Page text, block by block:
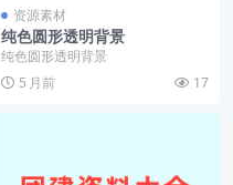
资源素材
纯色圆形透明背景
纯色圆形透明背景
5 月前
17